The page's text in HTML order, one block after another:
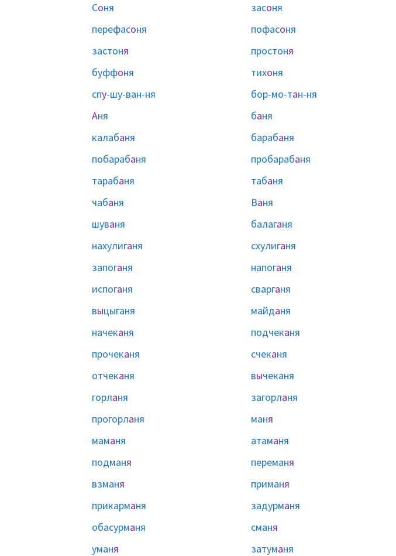
Соня засоня
перефасоня пофасоня
застоня простоня
буффоня тихоня
спу-шу-ван-ня бор-мо-тан-ня
Аня баня
калабаня барабаня
побарабаня пробарабаня
тарабаня табаня
чабаня Ваня
шуваня балаганя
нахулиганя схулиганя
запоганя напоганя
испоганя сварганя
выцыганя майданя
начеканя подчеканя
прочеканя счеканя
отчеканя вычеканя
горланя загорланя
прогорланя маня
маманя атаманя
подманя переманя
взманя приманя
прикарманя задурманя
обасурманя сманя
уманя затуманя